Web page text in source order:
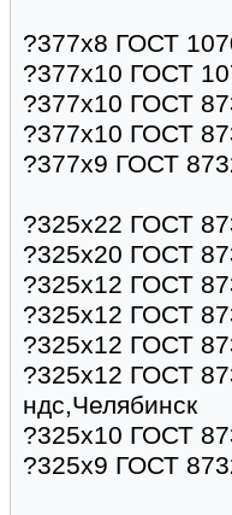
?377х8 ГОСТ
?377х10 ГОСТ
?377х10 ГОСТ
?377х10 ГОСТ
?377х9 ГОСТ
?325х22 ГОСТ
?325х20 ГОСТ
?325х12 ГОСТ
?325х12 ГОСТ
?325х12 ГОСТ
?325х12 ГОСТ
ндс,Челябинск
?325х10 ГОСТ
?325х9 ГОСТ